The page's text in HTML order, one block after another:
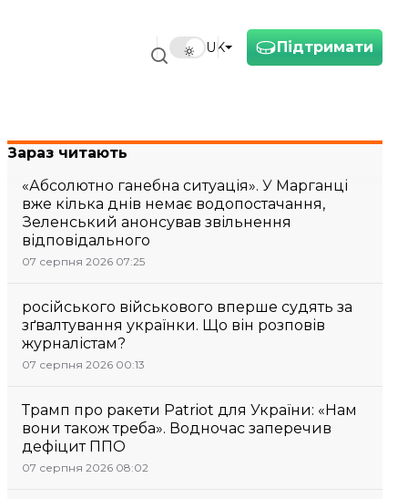
Підтримати
UK
Зараз читають
«Абсолютно ганебна ситуація». У Марганці
вже кілька днів немає водопостачання,
Зеленський анонсував звільнення
відповідального
07 серпня 2026 07:25
російського військового вперше судять за
зґвалтування українки. Що він розповів
журналістам?
07 серпня 2026 00:13
Трамп про ракети Patriot для України: «Нам
вони також треба». Водночас заперечив
дефіцит ППО
07 серпня 2026 08:02